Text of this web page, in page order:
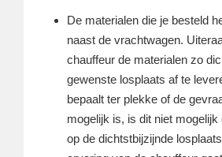
De materialen die je besteld
naast de vrachtwagen.
chauffeur de materialen zo
gewenste losplaats af te
bepaalt ter plekke of de
mogelijk is, is dit niet mogelijk
op de dichtstbijzijnde